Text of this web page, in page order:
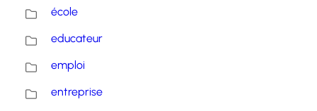
école
educateur
emploi
entreprise